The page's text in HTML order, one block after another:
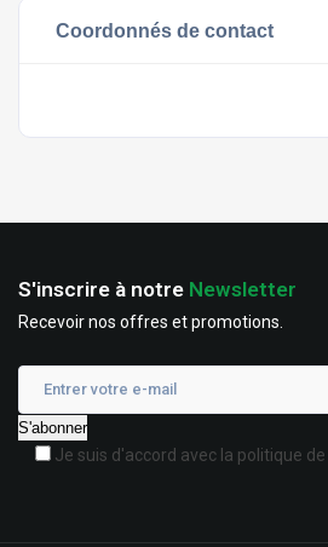
Coordonnés de contact
S'inscrire à notre Newsletter
Recevoir nos offres et promotions.
Je suis d'accord avec la politique de